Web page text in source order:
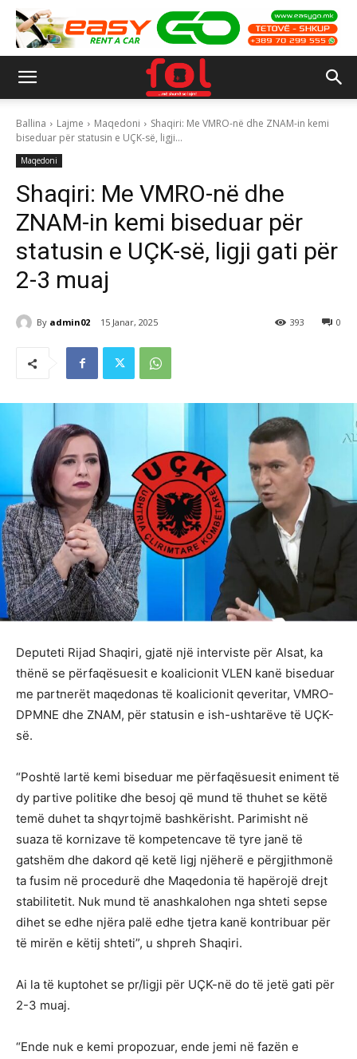
Ballina Lajme Maqedoni
Shaqiri: Me VMRO-në dhe ZNAM-in kemi
biseduar për statusin e UÇK-së, ligji...
Maqedoni
Shaqiri: Me VMRO-në dhe
ZNAM-in kemi biseduar për
statusin e UÇK-së, ligji gati për
2-3 muaj
By admin02 15 Janar, 2025 0
393
Deputeti Rijad Shaqiri, gjatë një interviste për Alsat, ka
thënë se përfaqësuesit e koalicionit VLEN kanë biseduar
me partnerët maqedonas të koalicionit qeveritar, VMRO-
DPMNE dhe ZNAM, për statusin e ish-ushtarëve të UÇK-
së.
“Poshtë lartë kemi biseduar me përfaqësuesit eniment të
dy partive politike dhe besoj që mund të thuhet se këtë
temë duhet ta shqyrtojmë bashkërisht. Parimisht në
suaza të kornizave të kompetencave të tyre janë të
gatshëm dhe dakord që ketë ligj njëherë e përgjithmonë
ta fusim në procedurë dhe Maqedonia të hapërojë drejt
stabilitetit. Nuk mund të anashkalohen nga shteti sepse
dihet se edhe njëra palë edhe tjetra kanë kontribuar për
të mirën e këtij shteti”, u shpreh Shaqiri.
Ai la të kuptohet se pr/ligji për UÇK-në do të jetë gati për
2-3 muaj.
“Ende nuk e kemi propozuar, ende jemi në fazën e